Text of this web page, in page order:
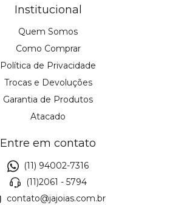
Institucional
Quem Somos
Como Comprar
Política de Privacidade
Trocas e Devoluções
Garantia de Produtos
Atacado
Entre em contato
(11) 94002-7316
(11)2061 - 5794
contato@jajoias.com.br